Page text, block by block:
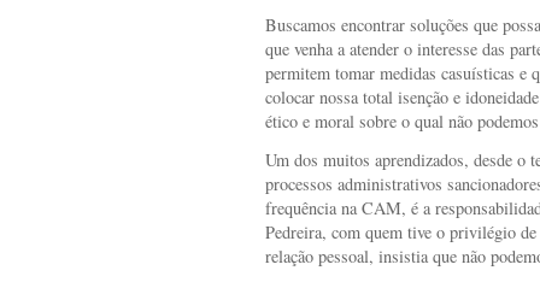
Buscamos encontrar soluções que
que venha a atender o interesse das
permitem tomar medidas casuísticas e
colocar nossa total isenção e
ético e moral sobre o qual não
Um dos muitos aprendizados, desde o
processos administrativos
frequência na CAM, é a
Pedreira, com quem tive o privilégio
relação pessoal, insistia que não